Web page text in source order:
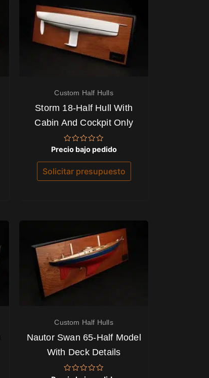
Custom Half Hulls
Storm 18-Half Hull With
Cabin And Cockpit Only
Valorado
con
0
de
5
Precio bajo pedido
Solicitar presupuesto
Custom Half Hulls
Nautor Swan 65-Half Model
With Deck Details